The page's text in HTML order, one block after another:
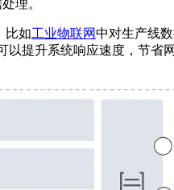
理。
比如工业物联网中对生产线
提升系统响应速度，节省